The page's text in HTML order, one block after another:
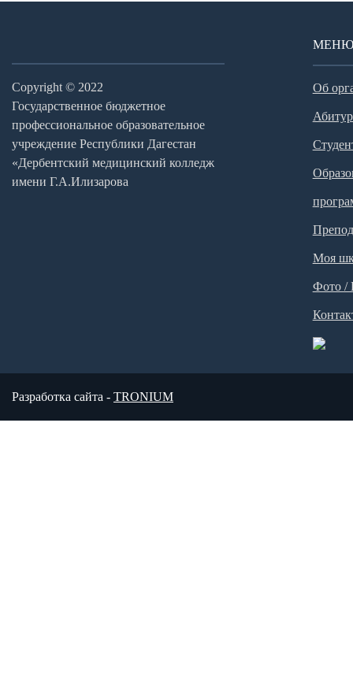
Copyright © 2022
Государственное бюджетное
профессиональное образовательное
учреждение Республики Дагестан
«Дербентский медицинский колледж
имени Г.А.Илизарова
МЕНЮ
Об
Моя
Фото /
Разработка сайта - TRONIUM